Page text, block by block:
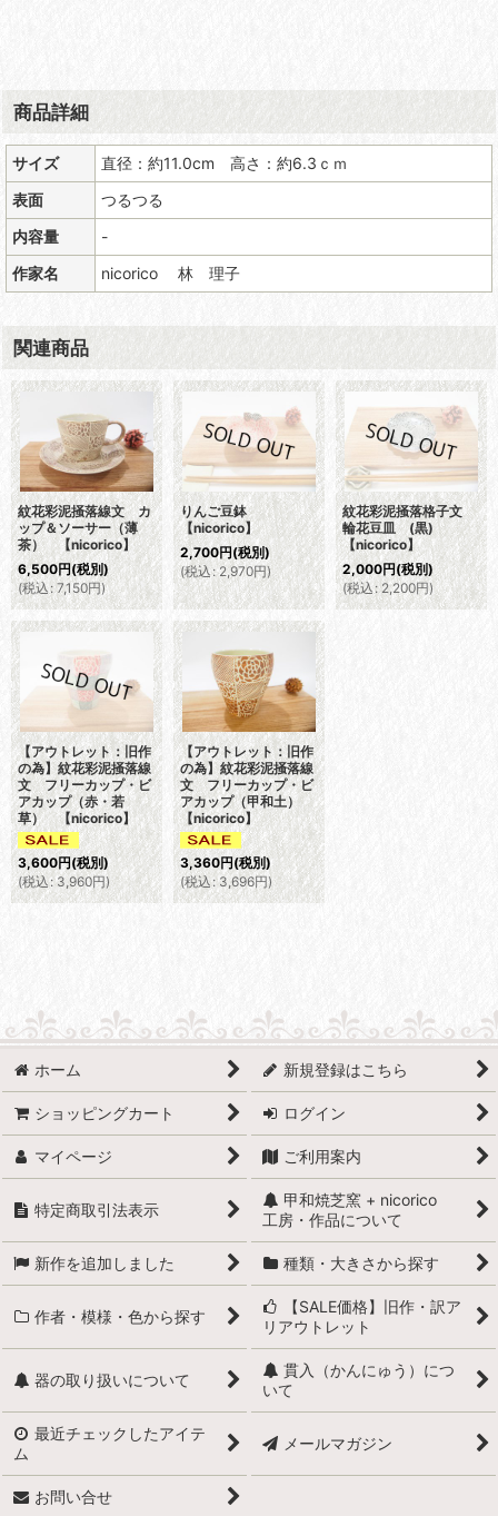
商品詳細
サイズ
直径：約11.0cm 高さ：約6.3ｃｍ
表面
つるつる
内容量
-
作家名
nicorico 林 理子
関連商品
紋花彩泥掻落線文 カ
ップ＆ソーサー（薄
茶） 【nicorico】
6,500円(税別)
(税込: 7,150円)
りんご豆鉢
【nicorico】
2,700円(税別)
(税込: 2,970円)
紋花彩泥掻落格子文
輪花豆皿 (黒)
【nicorico】
2,000円(税別)
(税込: 2,200円)
【アウトレット：旧作
の為】紋花彩泥掻落線
文 フリーカップ・ビ
アカップ（赤・若
草） 【nicorico】
3,600円(税別)
(税込: 3,960円)
【アウトレット：旧作
の為】紋花彩泥掻落線
文 フリーカップ・ビ
アカップ（甲和土）
【nicorico】
3,360円(税別)
(税込: 3,696円)
ホーム 新規登録はこちら
ショッピングカート ログイン
マイページ ご利用案内
特定商取引法表示
甲和焼芝窯 + nicorico
工房・作品について
新作を追加しました 種類・大きさから探す
作者・模様・色から探す
【SALE価格】旧作・訳ア
リアウトレット
器の取り扱いについて
貫入（かんにゅう）につ
いて
最近チェックしたアイテ
ム
メールマガジン
お問い合せ